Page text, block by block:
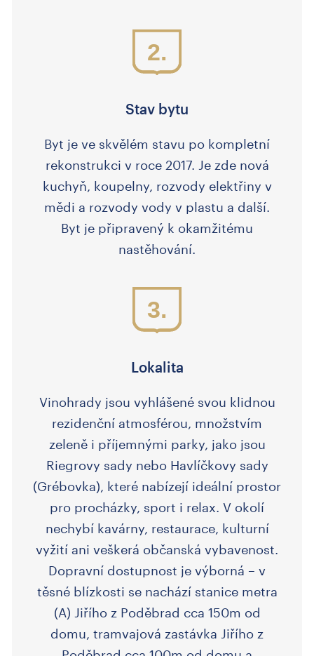
2.
Stav bytu
Byt je ve skvělém stavu po kompletní
rekonstrukci v roce 2017. Je zde nová
kuchyň, koupelny, rozvody elektřiny v
mědi a rozvody vody v plastu a další.
Byt je připravený k okamžitému
nastěhování.
3.
Lokalita
Vinohrady jsou vyhlášené svou klidnou
rezidenční atmosférou, množstvím
zeleně i příjemnými parky, jako jsou
Riegrovy sady nebo Havlíčkovy sady
(Grébovka), které nabízejí ideální prostor
pro procházky, sport i relax. V okolí
nechybí kavárny, restaurace, kulturní
vyžití ani veškerá občanská vybavenost.
Dopravní dostupnost je výborná – v
těsné blízkosti se nachází stanice metra
(A) Jiřího z Poděbrad cca 150m od
domu, tramvajová zastávka Jiřího z